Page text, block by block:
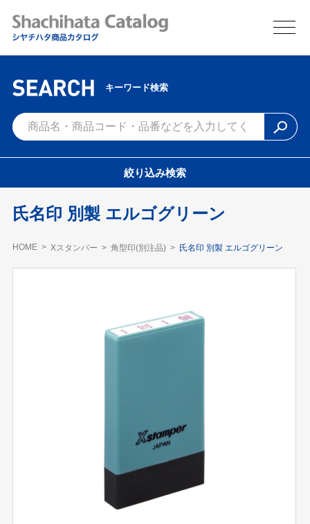
キーワード検索
絞り込み検索
氏名印 別製 エルゴグリーン
HOME Xスタンパー 角型印(別注品) 氏名印 別製 エルゴグリーン